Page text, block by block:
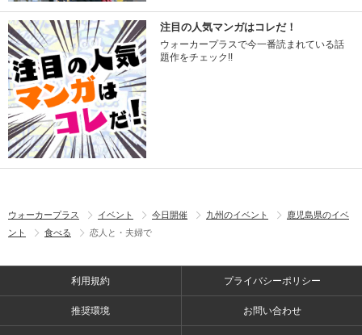
注目の人気マンガはコレだ！
ウォーカープラスで今一番読まれている話
題作をチェック!!
ウォーカープラス イベント 今日開催 九州のイベント
鹿児島県のイベ
ント
食べる 恋人と・夫婦で
利用規約 プライバシーポリシー
推奨環境 お問い合わせ